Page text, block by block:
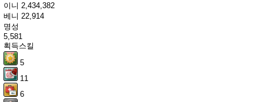
이니 2,434,382
베니 22,914
명성
5,581
획득스킬
5
11
6